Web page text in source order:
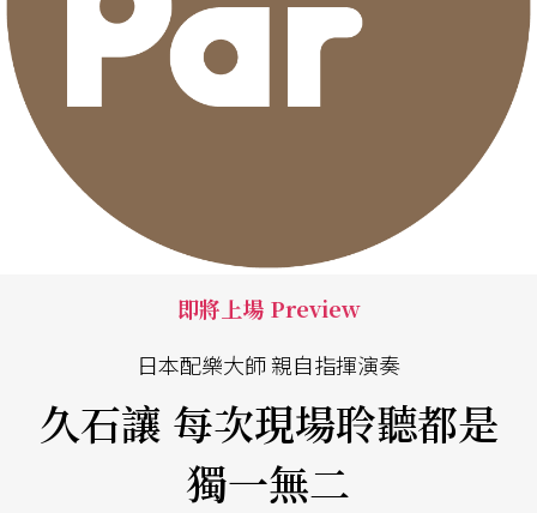
即將上場 Preview
日本配樂大師 親自指揮演奏
久石讓 每次現場聆聽都是
獨一無二